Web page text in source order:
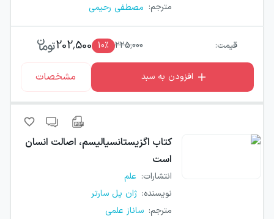
مترجم: مصطفی رحیمی
قیمت: 225,000
10٪ 202,500
افزودن به سبد مشخصات
کتاب اگزیستانسیالیسم، اصالت انسان
است
انتشارات: علم
نویسنده: ژان پل سارتر
مترجم: ساناز علمی